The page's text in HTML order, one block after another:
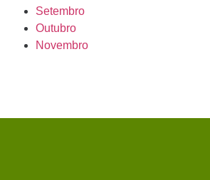
Setembro
Outubro
Novembro